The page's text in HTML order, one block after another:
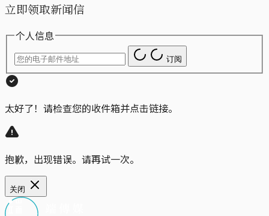
立即领取新闻信
个人信息
订阅
太好了！请检查您的收件箱并点击链接。
抱歉，出现错误。请再试一次。
关闭